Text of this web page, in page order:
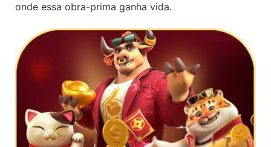
onde essa obra-prima ganha vida.